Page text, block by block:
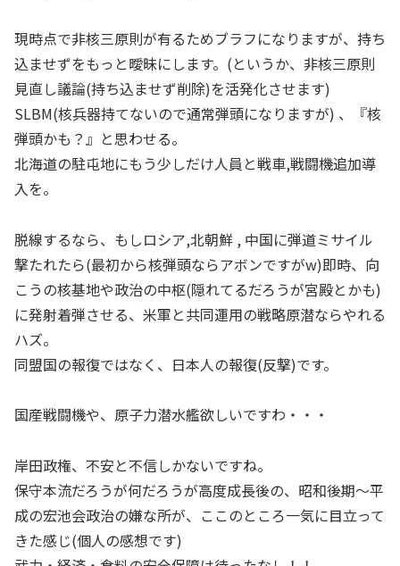
現時点で非核三原則が有るためブラフになりますが、持ち
込ませずをもっと曖昧にします。(というか、非核三原則
見直し議論(持ち込ませず削除)を活発化させます)
SLBM(核兵器持てないので通常弾頭になりますが) 、『核
弾頭かも？』と思わせる。
北海道の駐屯地にもう少しだけ人員と戦車,戦闘機追加導
入を。
脱線するなら、もしロシア,北朝鮮 , 中国に弾道ミサイル
撃たれたら(最初から核弾頭ならアボンですがw)即時、向
こうの核基地や政治の中枢(隠れてるだろうが宮殿とかも)
に発射着弾させる、米軍と共同運用の戦略原潜ならやれる
ハズ。
同盟国の報復ではなく、日本人の報復(反撃)です。
国産戦闘機や、原子力潜水艦欲しいですわ・・・
岸田政権、不安と不信しかないですね。
保守本流だろうが何だろうが高度成長後の、昭和後期～平
成の宏池会政治の嫌な所が、ここのところ一気に目立って
きた感じ(個人の感想です)